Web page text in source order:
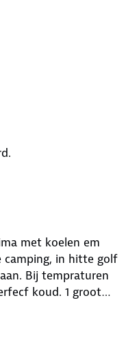
met koelen em
camping, in hitte golf
Bij tempraturen
koud. 1 groot
open doe komt er
en word alles